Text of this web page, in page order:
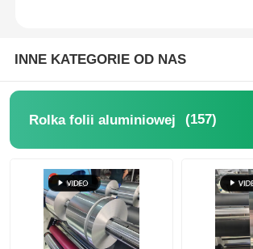
Aluminiowy plaster miodu
INNE KATEGORIE OD NAS
Rolka folii aluminiowej (157)